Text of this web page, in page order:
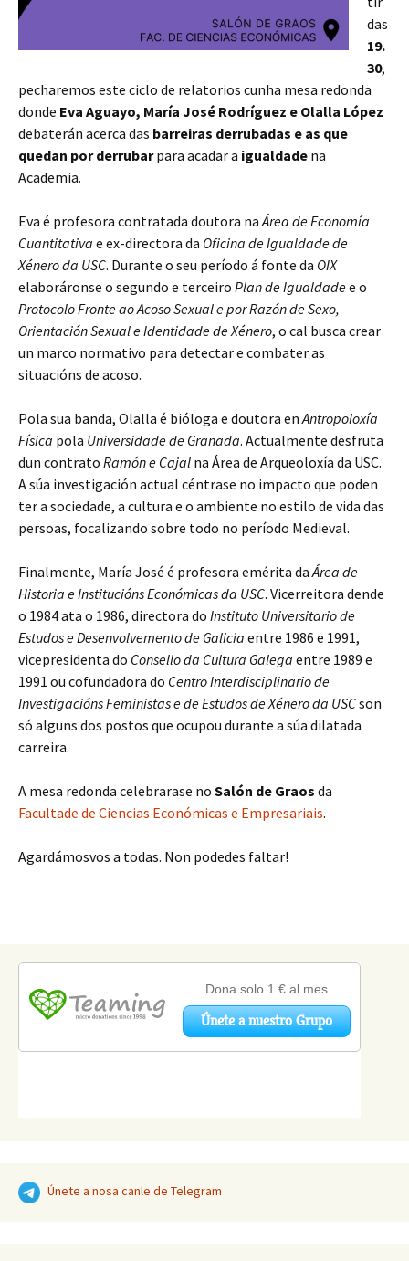
das
19.
30,
pecharemos este ciclo de relatorios cunha mesa redonda
donde Eva Aguayo, María José Rodríguez e Olalla López
debaterán acerca das barreiras derrubadas e as que
quedan por derrubarpara acadar a igualdade na
Academia.
Eva é profesora contratada doutora naÁrea de Economía
Cuantitativa e ex-directora da Oficina de Igualdade de
Xénero da USC. Durante o seu período á fonte da OIX
elaboráronse o segundo e terceiro Plan de Igualdadee o
Protocolo Fronte ao Acoso Sexual e por Razón de Sexo,
Orientación Sexual e Identidade de Xénero, o cal busca crear
un marco normativo para detectar e combater as
situacións de acoso.
Pola sua banda, Olalla é bióloga e doutora enAntropoloxía
Física pola Universidade de Granada. Actualmente desfruta
dun contrato Ramón e Cajal na Área de Arqueoloxía da USC.
A súa investigación actual céntrase no impacto que poden
ter a sociedade, a cultura e o ambiente no estilo de vida das
persoas, focalizando sobre todo no período Medieval.
Finalmente, María José é profesora emérita daÁrea de
Historia e Institucións Económicas da USC. Vicerreitora dende
o 1984 ata o 1986, directora do Instituto Universitario de
Estudos e Desenvolvemento de Galicia entre 1986 e 1991,
vicepresidenta do Consello da Cultura Galega entre 1989 e
1991 ou cofundadora do Centro Interdisciplinario de
Investigacións Feministas e de Estudos de Xénero da USCson
só alguns dos postos que ocupou durante a súa dilatada
carreira.
A mesa redonda celebrarase no Salón de Graos da
Facultade de Ciencias Económicas e Empresariais.
Agardámosvos a todas. Non podedes faltar!
Únete a nosa canle de Telegram